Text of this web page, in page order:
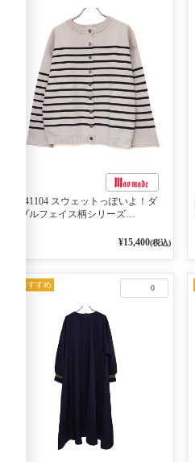
541104 スウェットっぽいよ！ダ
ブルフェイス柄シリーズ
2WAY プルオーバー 101オフベー
¥15,400(税込)
0
おすすめ